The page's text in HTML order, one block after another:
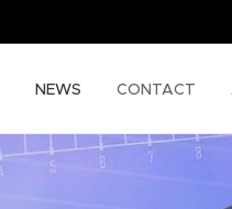
NEWS CONTACT